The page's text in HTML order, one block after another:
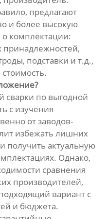
предлагают
и более высокую
о комплектации:
подставки и т.д.,
сварки по выгодной
с изучения
от заводов-
избежать лишних
получить актуальную
Однако,
сравнения
производителей,
вариант с
и бюджета.